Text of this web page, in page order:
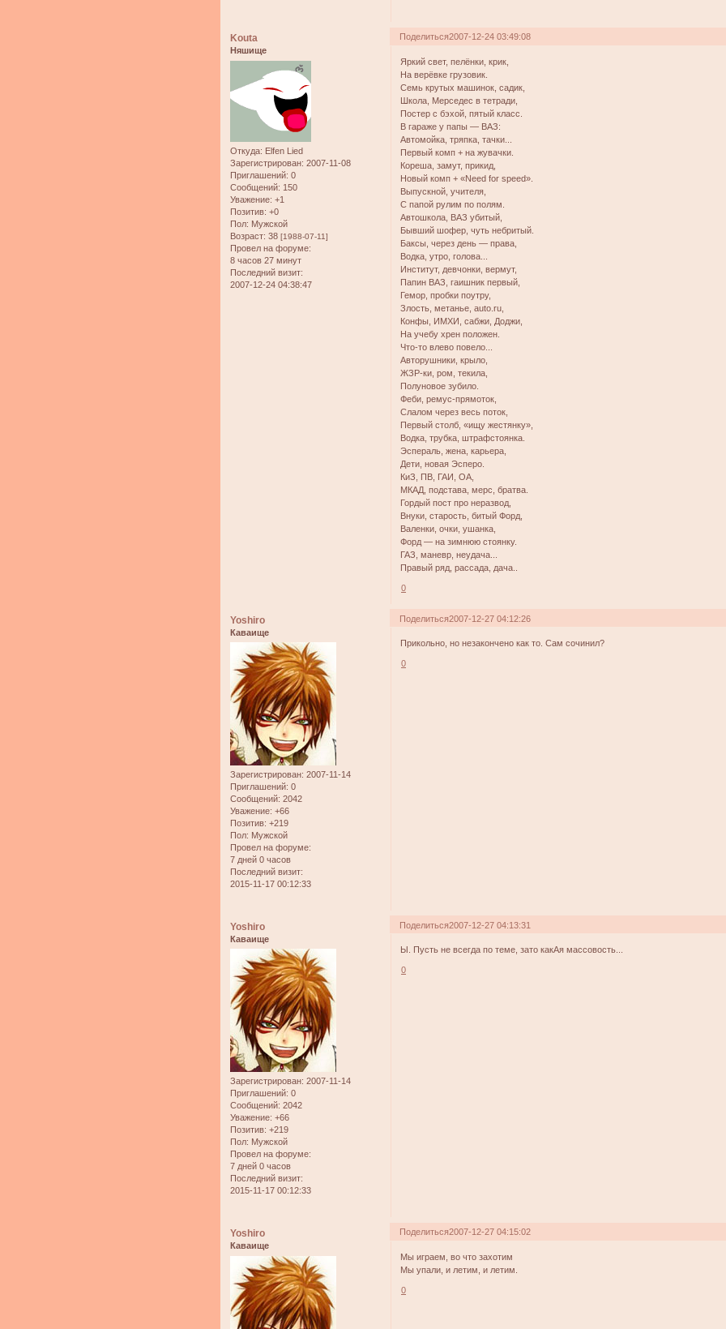
Поделиться2007-12-24 03:49:08
Kouta
Няшище
Откуда: Elfen Lied
Зарегистрирован: 2007-11-08
Приглашений: 0
Сообщений: 150
Уважение: +1
Позитив: +0
Пол: Мужской
Возраст: 38 [1988-07-11]
Провел на форуме:
8 часов 27 минут
Последний визит:
2007-12-24 04:38:47
Яркий свет, пелёнки, крик,
На верёвке грузовик.
Семь крутых машинок, садик,
Школа, Мерседес в тетради,
Постер с бэхой, пятый класс.
В гараже у папы — ВАЗ:
Автомойка, тряпка, тачки...
Первый комп + на жувачки.
Кореша, замут, прикид,
Новый комп + «Need for speed».
Выпускной, учителя,
С папой рулим по полям.
Aвтошкола, ВАЗ убитый,
Бывший шофер, чуть небритый.
Баксы, через день — права,
Водка, утро, голова...
Институт, девчонки, вермут,
Папин ВАЗ, гаишник первый,
Гемор, пробки поутру,
Злость, метанье, auto.ru,
Конфы, ИМХИ, сабжи, Доджи,
На учебу хрен положен.
Что-то влево повело...
Авторушники, крыло,
ЖЗР-ки, ром, текила,
Полуновое зубило.
Феби, ремус-прямоток,
Слалом через весь поток,
Первый столб, «ищу жестянку»,
Водка, трубка, штрафстоянка.
Эспераль, жена, карьера,
Дети, новая Эсперо.
КиЗ, ПВ, ГАИ, ОА,
МКАД, подстава, мерс, братва.
Гордый пост про неразвод,
Внуки, старость, битый Форд,
Валенки, очки, ушанка,
Форд — на зимнюю стоянку.
ГАЗ, маневр, неудача...
Правый ряд, рассада, дача..
0
Поделиться2007-12-27 04:12:26
Yoshiro
Каваище
Зарегистрирован: 2007-11-14
Приглашений: 0
Сообщений: 2042
Уважение: +66
Позитив: +219
Пол: Мужской
Провел на форуме:
7 дней 0 часов
Последний визит:
2015-11-17 00:12:33
Прикольно, но незакончено как то. Сам сочинил?
0
Поделиться2007-12-27 04:13:31
Yoshiro
Каваище
Зарегистрирован: 2007-11-14
Приглашений: 0
Сообщений: 2042
Уважение: +66
Позитив: +219
Пол: Мужской
Провел на форуме:
7 дней 0 часов
Последний визит:
2015-11-17 00:12:33
Ы. Пусть не всегда по теме, зато какАя массовость...
0
Поделиться2007-12-27 04:15:02
Yoshiro
Каваище
Мы играем, во что захотим
Мы упали, и летим, и летим.
0